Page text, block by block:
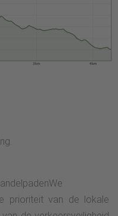
3 km 4 km
prioriteit van de lokale